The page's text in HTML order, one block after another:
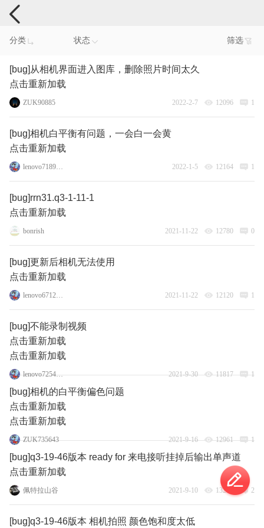
手机反馈
分类 状态 筛选
[bug]从相机界面进入图库，删除照片时间太久
点击重新加载
ZUK90885 2022-2-7 12096 1
[bug]相机白平衡有问题，一会白一会黄
点击重新加载
lenovo71896016 2022-1-5 12164 1
[bug]rrn31.q3-1-11-1
点击重新加载
bonrish 2021-11-22 12780 0
[bug]更新后相机无法使用
点击重新加载
lenovo67124895 2021-11-22 12120 1
[bug]不能录制视频
点击重新加载
点击重新加载
lenovo72545593 2021-9-30 11817 1
[bug]相机的白平衡偏色问题
点击重新加载
点击重新加载
ZUK735643 2021-9-16 12961 1
[bug]q3-19-46版本 ready for 来电接听挂掉后输出单声道
点击重新加载
佩特拉山谷 2021-9-10 13218 2
[bug]q3-19-46版本 相机拍照 颜色饱和度太低